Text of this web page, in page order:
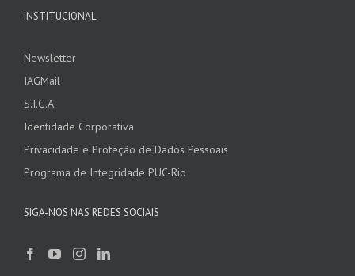
INSTITUCIONAL
Newsletter
IAGMail
S.I.G.A.
Identidade Corporativa
Privacidade e Proteção de Dados Pessoais
Programa de Integridade PUC-Rio
SIGA-NOS NAS REDES SOCIAIS